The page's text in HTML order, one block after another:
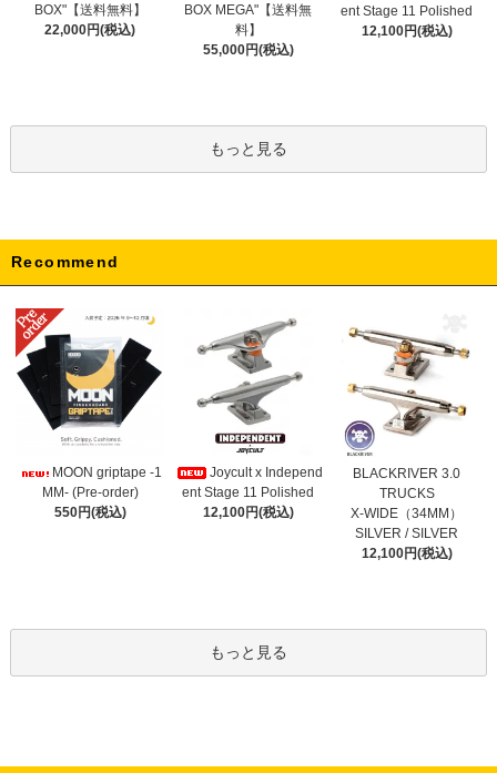
BOX"【送料無料】
22,000円(税込)
BOX MEGA"【送料無
料】
55,000円(税込)
ent Stage 11 Polished
12,100円(税込)
もっと見る
Recommend
MOON griptape -1
MM- (Pre-order)
550円(税込)
Joycult x Independ
ent Stage 11 Polished
12,100円(税込)
BLACKRIVER 3.0
TRUCKS
X-WIDE（34MM）
SILVER / SILVER
12,100円(税込)
もっと見る